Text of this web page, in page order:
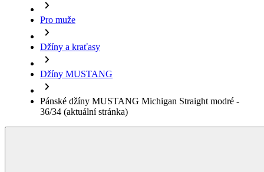
Džíny MUSTANG
Pánské džíny MUSTANG Michigan Straight modré -
36/34 (aktuální stránka)